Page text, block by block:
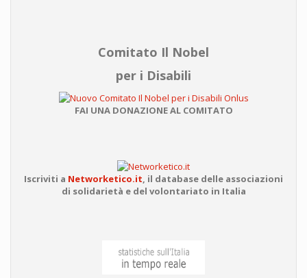
Comitato Il Nobel
per i Disabili
FAI UNA DONAZIONE AL COMITATO
Iscriviti a Networketico.it, il database delle associazioni
di solidarietà e del volontariato in Italia